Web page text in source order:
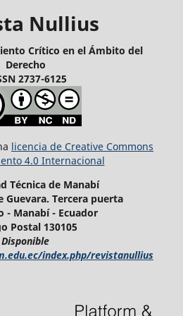
Nullius
Crítico en el Ámbito del
Derecho
2737-6125
licencia de Creative Commons
4.0 Internacional
Técnica de Manabí
Guevara. Tercera puerta
- Manabí - Ecuador
Postal 130105
Disponible
index.php/revistanullius